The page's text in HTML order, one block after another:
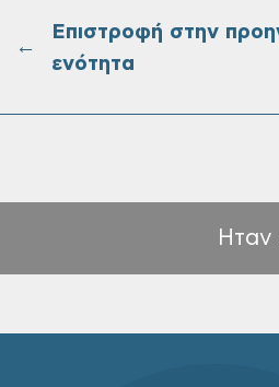
←
Επιστροφή στην
ενότητα
Ηταν